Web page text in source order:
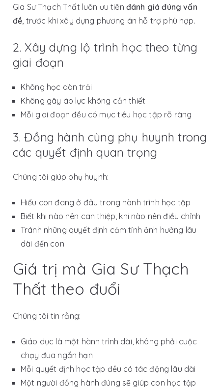
Gia Sư Thạch Thất luôn ưu tiên đánh giá đúng vấn
đề, trước khi xây dựng phương án hỗ trợ phù hợp.
2. Xây dựng lộ trình học theo từng
giai đoạn
Không học dàn trải
Không gây áp lực không cần thiết
Mỗi giai đoạn đều có mục tiêu học tập rõ ràng
3. Đồng hành cùng phụ huynh trong
các quyết định quan trọng
Chúng tôi giúp phụ huynh:
Hiểu con đang ở đâu trong hành trình học tập
Biết khi nào nên can thiệp, khi nào nên điều chỉnh
Tránh những quyết định cảm tính ảnh hưởng lâu
dài đến con
Giá trị mà Gia Sư Thạch
Thất theo đuổi
Chúng tôi tin rằng:
Giáo dục là một hành trình dài, không phải cuộc
chạy đua ngắn hạn
Mỗi quyết định học tập đều có tác động lâu dài
Một người đồng hành đúng sẽ giúp con học tập